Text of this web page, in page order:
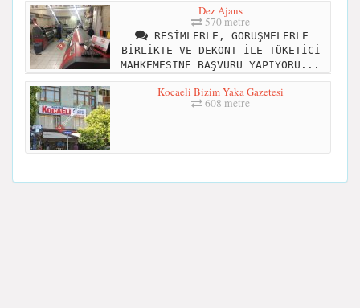
Dez Ajans
570 metre
RESİMLERLE, GÖRÜŞMELERLE
BİRLİKTE VE DEKONT İLE TÜKETİCİ
MAHKEMESINE BAŞVURU YAPIYORU...
Kocaeli Bizim Yaka Gazetesi
608 metre